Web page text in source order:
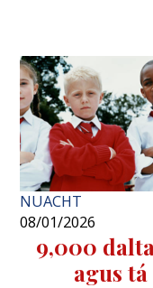
NUACHT
08/01/2026
9,000
agus